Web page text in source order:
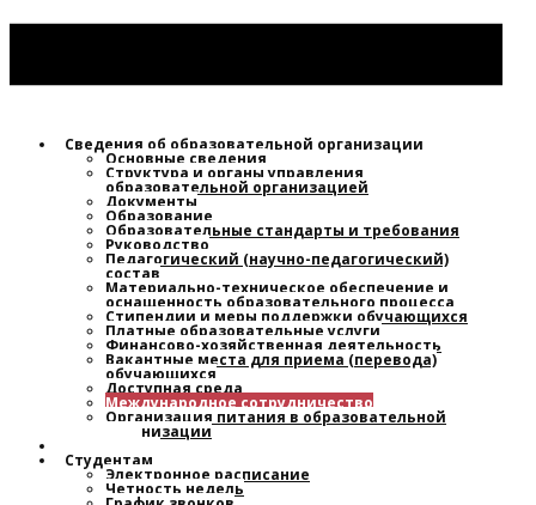
Сведения об образовательной организации
Основные сведения
Структура и органы управления
образовательной организацией
Документы
Образование
Образовательные стандарты и требования
Руководство
Педагогический (научно-педагогический)
состав
Материально-техническое обеспечение и
оснащенность образовательного процесса
Стипендии и меры поддержки обучающихся
Платные образовательные услуги
Финансово-хозяйственная деятельность
Вакантные места для приема (перевода)
обучающихся
Доступная среда
Международное сотрудничество
Организация питания в образовательной
организации
Студентам
Электронное расписание
Четность недель